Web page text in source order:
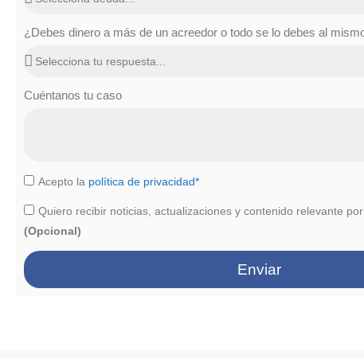
¿Debes dinero a más de un acreedor o todo se lo debes al
Cuéntanos tu caso
Acepto la política de privacidad*
Quiero recibir noticias, actualizaciones y contenido relevante
(Opcional)
Enviar